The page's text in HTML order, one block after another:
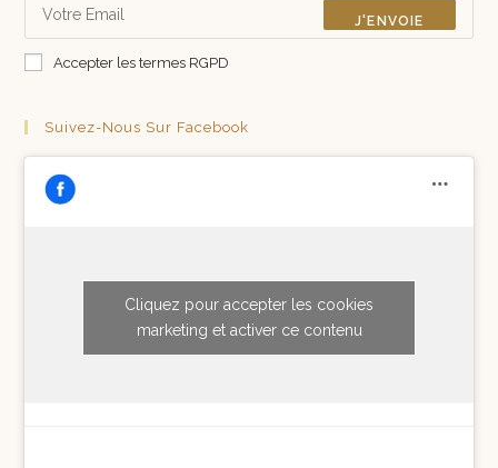
J'ENVOIE
Accepter les termes RGPD
Suivez-Nous Sur Facebook
Cliquez pour accepter les cookies
marketing et activer ce contenu